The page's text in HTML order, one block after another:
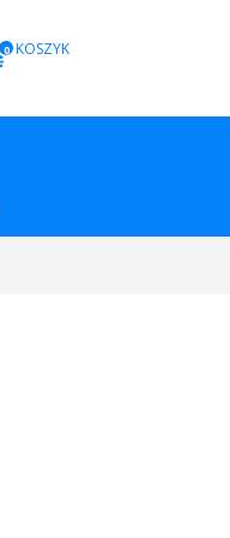
0 KOSZYK